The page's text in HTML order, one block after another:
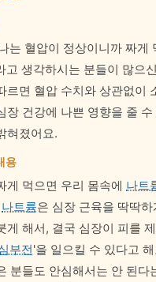
는 혈압이 정상이니까 짜게
고 생각하시는 분들이 많으
르면 혈압 수치와 상관없이
장 건강에 나쁜 영향을 줄 수
혀졌어요.
용
게 먹으면 우리 몸속에 나트
나트륨은 심장 근육을 딱딱
게 해서, 결국 심장이 피를
부전'을 일으킬 수 있다고
분들도 안심해서는 안 된다